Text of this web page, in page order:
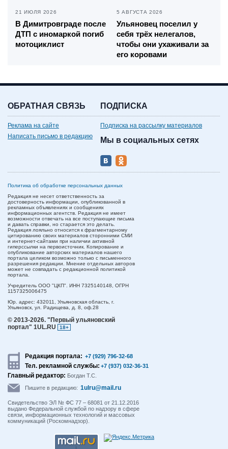
21 ИЮЛЯ 2026
В Димитровграде после
ДТП с иномаркой погиб
мотоциклист
5 АВГУСТА 2026
Ульяновец поселил у
себя трёх нелегалов,
чтобы они ухаживали за
его коровами
ОБРАТНАЯ СВЯЗЬ
Реклама на сайте
Написать письмо в редакцию
ПОДПИСКА
Подписка на рассылку материалов
Мы в социальных сетях
Политика об обработке персональных данных
Редакция не несет ответственность за
достоверность информации, опубликованной в
рекламных объявлениях и сообщениях
информационных агентств. Редакция не имеет
возможности отвечать на все поступающие письма
и давать справки, но старается это делать.
Редакция лояльно относится к фрагментарному
цитированию своих материалов сторонними СМИ
и интернет-сайтами при наличии активной
гиперссылки на первоисточник. Копирование и
опубликование авторских материалов нашего
портала целиком возможно только с письменного
разрешения редакции. Мнение отдельных авторов
может не совпадать с редакционной политикой
портала.
Учредитель ООО "ЦКП". ИНН 7325140148, ОГРН
1157325006475
Юр. адрес: 432011, Ульяновская область, г.
Ульяновск, ул. Радищева, д. 8, оф.28
© 2013-2026. "Первый ульяновский
портал" 1UL.RU
18+
Редакция портала: +7 (929) 796-32-68
Тел. рекламной службы: +7 (937) 032-36-31
Главный редактор: Богдан Т.С.
Пишите в редакцию: 1ulru@mail.ru
Свидетельство ЭЛ № ФС 77 – 68081 от 21.12.2016
выдано Федеральной службой по надзору в сфере
связи, информационных технологий и массовых
коммуникаций (Роскомнадзор).